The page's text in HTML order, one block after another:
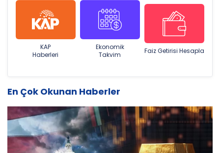
KAP
Haberleri
Ekonomik
Takvim
Faiz Getirisi Hesapla
En Çok Okunan Haberler